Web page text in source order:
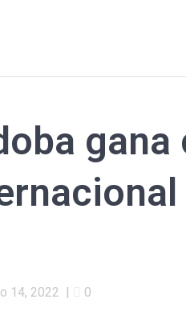
14, 2022 | 0